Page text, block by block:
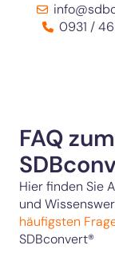
0931 /
FAQ zum
Hier finden Sie
und
häufigsten
SDBconvert®